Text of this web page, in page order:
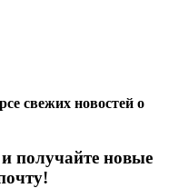
свежих новостей о
получайте новые